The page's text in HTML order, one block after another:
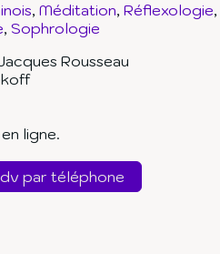
Méditation Réflexologie
Sophrologie
Rousseau
ligne.
par téléphone